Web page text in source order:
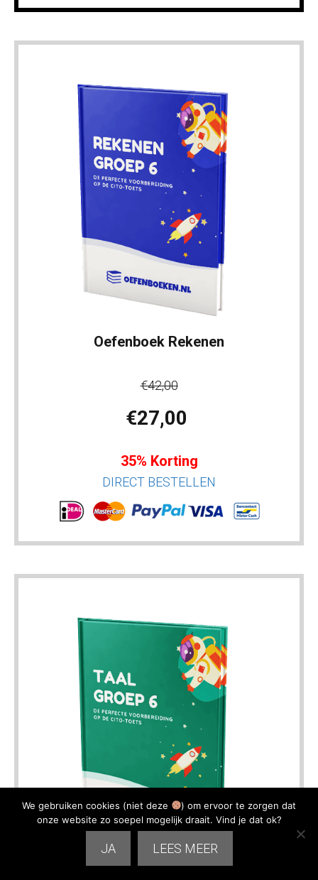
Oefenboek Rekenen
€42,00
€27,00
35% Korting
DIRECT BESTELLEN
We gebruiken cookies (niet deze
) om ervoor te zorgen dat
onze website zo soepel mogelijk draait. Vind je dat ok?
JA LEES MEER